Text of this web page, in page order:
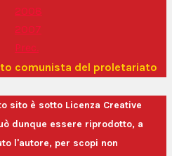
2008
2007
Prec.
comunista del proletariato
sito è sotto Licenza Creative
dunque essere riprodotto, a
l'autore, per scopi non